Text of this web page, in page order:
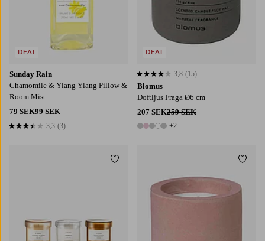
Sunday Rain
Chamomile & Ylang Ylang Pillow &
Room Mist
79 SEK99 SEK
3,3 baserat på 3 st betyg
3,3 (3)
DEAL
Blomus
Doftljus Fraga Ø6 cm
207 SEK259 SEK
7 färger
+2
3,8 baserat på 15 st betyg
3,8 (15)
DEAL
Lägg till i favoriter